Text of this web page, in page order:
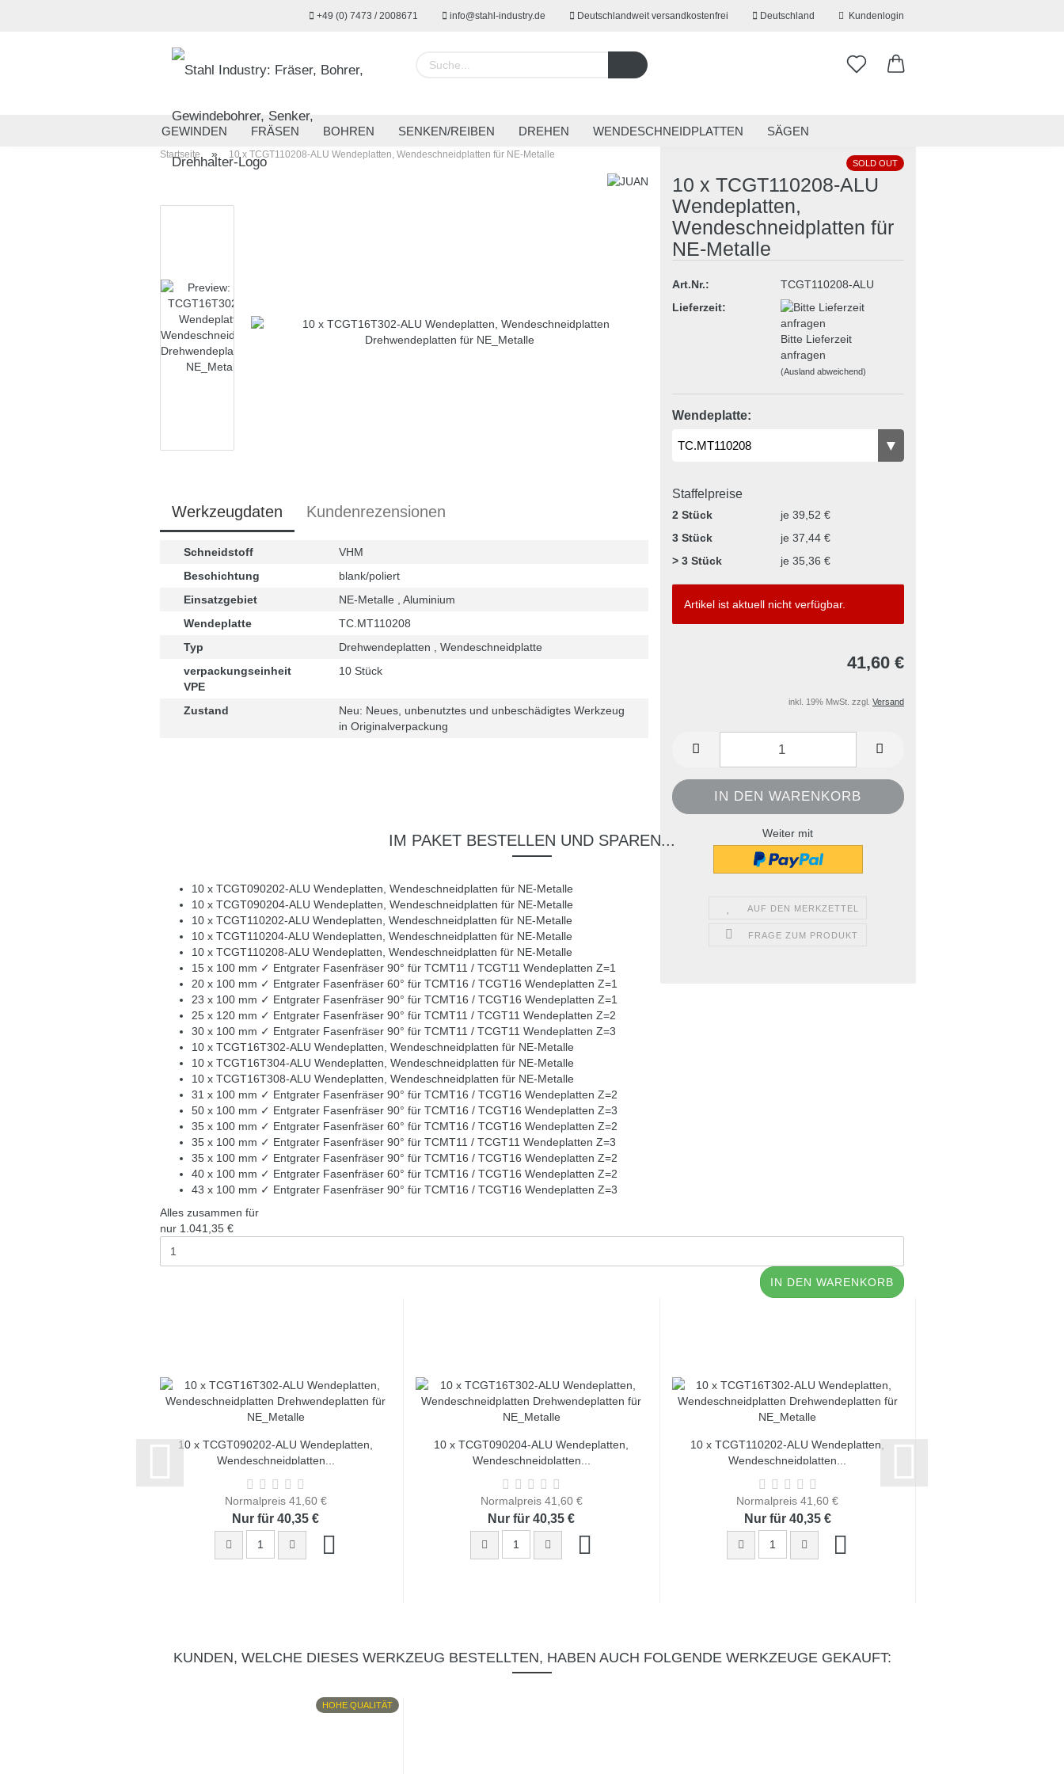
+49 (0) 7473 / 2008671 info@stahl-industry.de Deutschlandweit versandkostenfrei Deutschland
Lieferland
Kundenlogin
Konto erstellen
Passwort vergessen?
GEWINDEN FRÄSEN BOHREN SENKEN/REIBEN DREHEN WENDESCHNEIDPLATTEN SÄGEN
MESSTECHNIK HANDWERKZEUGE SPANNTECHNIK RESTPOSTEN
Startseite » 10 x TCGT110208-ALU Wendeplatten, Wendeschneidplatten für NE-Metalle
SOLD OUT
10 x TCGT110208-ALU
Wendeplatten,
Wendeschneidplatten für
NE-Metalle
Art.Nr.:
TCGT110208-ALU
Lieferzeit:
Bitte Lieferzeit
anfragen
(Ausland abweichend)
Wendeplatte:
Staffelpreise
2 Stück
je 39,52 €
3 Stück
je 37,44 €
> 3 Stück
je 35,36 €
Artikel ist aktuell nicht verfügbar.
41,60 €
inkl. 19% MwSt. zzgl. Versand
Weiter mit
AUF DEN MERKZETTEL
FRAGE ZUM PRODUKT
Werkzeugdaten Kundenrezensionen
Schneidstoff
VHM
Beschichtung
blank/poliert
Einsatzgebiet
NE-Metalle , Aluminium
Wendeplatte
TC.MT110208
Typ
Drehwendeplatten , Wendeschneidplatte
verpackungseinheit
VPE
10 Stück
Zustand
Neu: Neues, unbenutztes und unbeschädigtes Werkzeug
in Originalverpackung
IM PAKET BESTELLEN UND SPAREN...
10 x TCGT090202-ALU Wendeplatten, Wendeschneidplatten für NE-Metalle
10 x TCGT090204-ALU Wendeplatten, Wendeschneidplatten für NE-Metalle
10 x TCGT110202-ALU Wendeplatten, Wendeschneidplatten für NE-Metalle
10 x TCGT110204-ALU Wendeplatten, Wendeschneidplatten für NE-Metalle
10 x TCGT110208-ALU Wendeplatten, Wendeschneidplatten für NE-Metalle
15 x 100 mm ✓ Entgrater Fasenfräser 90° für TCMT11 / TCGT11 Wendeplatten Z=1
20 x 100 mm ✓ Entgrater Fasenfräser 60° für TCMT16 / TCGT16 Wendeplatten Z=1
23 x 100 mm ✓ Entgrater Fasenfräser 90° für TCMT16 / TCGT16 Wendeplatten Z=1
25 x 120 mm ✓ Entgrater Fasenfräser 90° für TCMT11 / TCGT11 Wendeplatten Z=2
30 x 100 mm ✓ Entgrater Fasenfräser 90° für TCMT11 / TCGT11 Wendeplatten Z=3
10 x TCGT16T302-ALU Wendeplatten, Wendeschneidplatten für NE-Metalle
10 x TCGT16T304-ALU Wendeplatten, Wendeschneidplatten für NE-Metalle
10 x TCGT16T308-ALU Wendeplatten, Wendeschneidplatten für NE-Metalle
31 x 100 mm ✓ Entgrater Fasenfräser 90° für TCMT16 / TCGT16 Wendeplatten Z=2
50 x 100 mm ✓ Entgrater Fasenfräser 90° für TCMT16 / TCGT16 Wendeplatten Z=3
35 x 100 mm ✓ Entgrater Fasenfräser 60° für TCMT16 / TCGT16 Wendeplatten Z=2
35 x 100 mm ✓ Entgrater Fasenfräser 90° für TCMT11 / TCGT11 Wendeplatten Z=3
35 x 100 mm ✓ Entgrater Fasenfräser 90° für TCMT16 / TCGT16 Wendeplatten Z=2
40 x 100 mm ✓ Entgrater Fasenfräser 60° für TCMT16 / TCGT16 Wendeplatten Z=2
43 x 100 mm ✓ Entgrater Fasenfräser 90° für TCMT16 / TCGT16 Wendeplatten Z=3
Alles zusammen für
nur 1.041,35 €
IN DEN WARENKORB
10 x TCGT090202-ALU Wendeplatten,
Wendeschneidplatten...
Normalpreis 41,60 €
Nur für 40,35 €
10 x TCGT090204-ALU Wendeplatten,
Wendeschneidplatten...
Normalpreis 41,60 €
Nur für 40,35 €
10 x TCGT110202-ALU Wendeplatten,
Wendeschneidplatten...
Normalpreis 41,60 €
Nur für 40,35 €
KUNDEN, WELCHE DIESES WERKZEUG BESTELLTEN, HABEN AUCH FOLGENDE WERKZEUGE GEKAUFT:
HOHE QUALITÄT